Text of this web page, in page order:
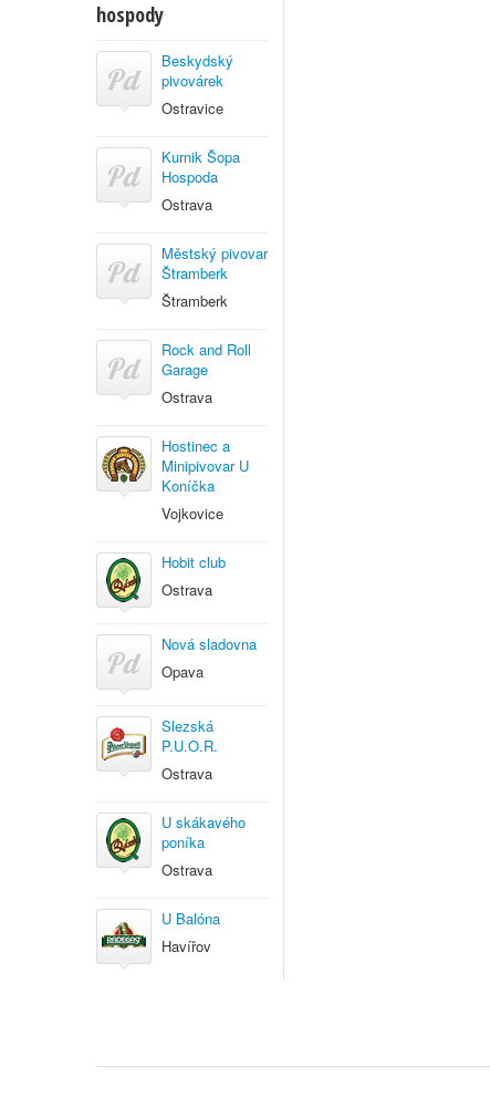
hospody
Beskydský
pivovárek
Ostravice
Kurnik Šopa
Hospoda
Ostrava
Městský pivovar
Štramberk
Štramberk
Rock and Roll
Garage
Ostrava
Hostinec a
Minipivovar U
Koníčka
Vojkovice
Hobit club
Ostrava
Nová sladovna
Opava
Slezská
P.U.O.R.
Ostrava
U skákavého
poníka
Ostrava
U Balóna
Havířov